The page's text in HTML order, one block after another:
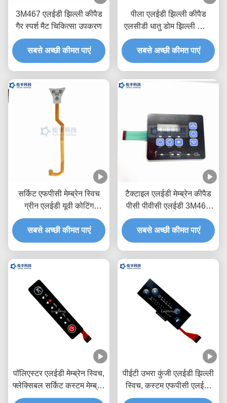
3M467 एलईडी झिल्ली कीपैड
गैर स्पर्श मैट चिकित्सा उपकरण
सबसे अच्छी कीमत पाएं
पीला एलईडी झिल्ली कीपैड
एलसीडी धातु डोम झिल्ली स्विच
कीबोर्ड
सबसे अच्छी कीमत पाएं
सर्किट एफपीसी मेम्ब्रेन स्विच
ग्रीन एलईडी यूवी कोटिंग
वाटरप्रूफ टच कीबोर्ड
सबसे अच्छी कीमत पाएं
टैक्टाइल एलईडी मेम्ब्रेन कीपैड
पीसी पीवीसी एलईडी 3M468
वाटरप्रूफ फ्लेक्सिबल मेम्ब्रेन
स्विच
सबसे अच्छी कीमत पाएं
पॉलिएस्टर एलईडी मेम्ब्रेन स्विच,
फ्लेक्सिबल सर्किट कस्टम मेम्ब्रेन
कीपैड
पीईटी उभरा कुंजी एलईडी झिल्ली
स्विच, कस्टम एफपीसी एलईडी
झिल्ली कीपैड